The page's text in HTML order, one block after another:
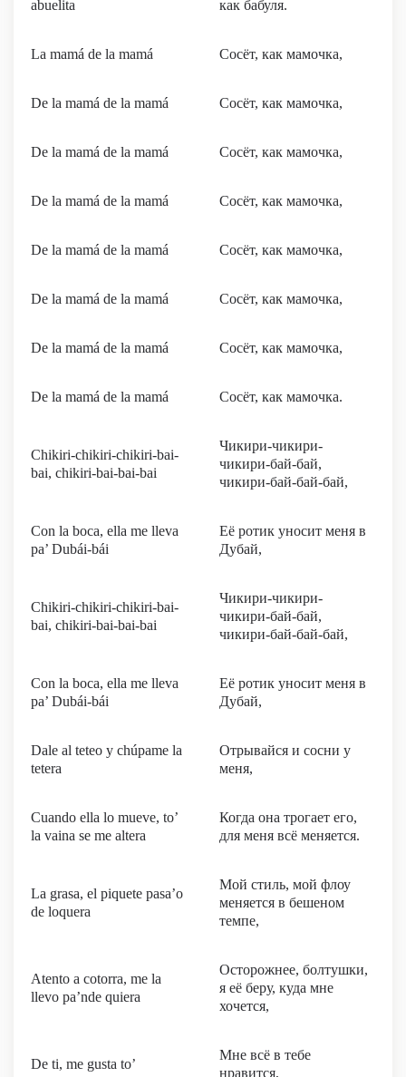
abuelita
как бабуля.
La mamá de la mamá Сосёт, как мамочка,
De la mamá de la mamá Сосёт, как мамочка,
De la mamá de la mamá Сосёт, как мамочка,
De la mamá de la mamá Сосёт, как мамочка,
De la mamá de la mamá Сосёт, как мамочка,
De la mamá de la mamá Сосёт, как мамочка,
De la mamá de la mamá Сосёт, как мамочка,
De la mamá de la mamá Сосёт, как мамочка.
Chikiri-chikiri-chikiri-bai-
bai, chikiri-bai-bai-bai
Чикири-чикири-
чикири-бай-бай,
чикири-бай-бай-бай,
Con la boca, ella me lleva
pa’ Dubái-bái
Её ротик уносит меня в
Дубай,
Chikiri-chikiri-chikiri-bai-
bai, chikiri-bai-bai-bai
Чикири-чикири-
чикири-бай-бай,
чикири-бай-бай-бай,
Con la boca, ella me lleva
pa’ Dubái-bái
Её ротик уносит меня в
Дубай,
Dale al teteo y chúpame la
tetera
Отрывайся и сосни у
меня,
Cuando ella lo mueve, to’
la vaina se me altera
Когда она трогает его,
для меня всё меняется.
La grasa, el piquete pasa’o
de loquera
Мой стиль, мой флоу
меняется в бешеном
темпе,
Atento a cotorra, me la
llevo pa’nde quiera
Осторожнее, болтушки,
я её беру, куда мне
хочется,
De ti, me gusta to’
Мне всё в тебе
нравится,